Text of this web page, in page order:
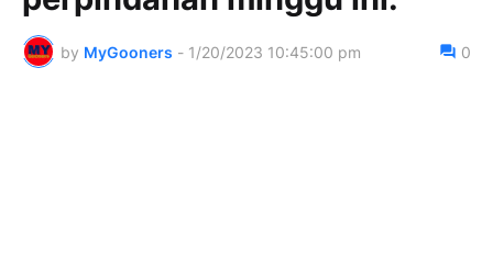
by MyGooners - 1/20/2023 10:45:00 pm 0